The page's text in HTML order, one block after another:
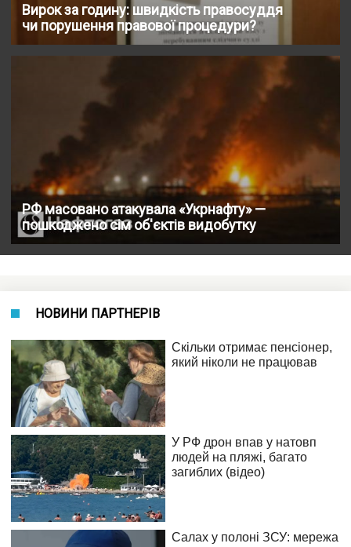
Вирок за годину: швидкість правосуддя
чи порушення правової процедури?
РФ масовано атакувала «Укрнафту» —
пошкоджено сім об'єктів видобутку
НОВИНИ ПАРТНЕРІВ